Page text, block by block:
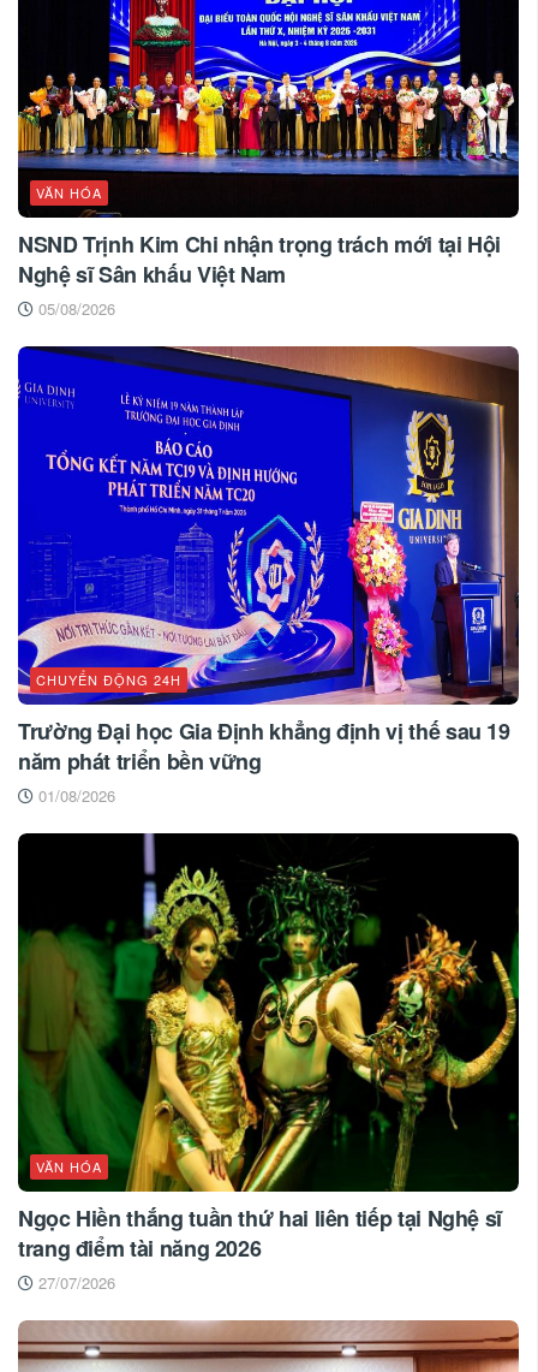
VĂN HÓA
NSND Trịnh Kim Chi nhận trọng trách mới tại Hội
Nghệ sĩ Sân khấu Việt Nam
05/08/2026
CHUYỂN ĐỘNG 24H
Trường Đại học Gia Định khẳng định vị thế sau 19
năm phát triển bền vững
01/08/2026
VĂN HÓA
Ngọc Hiền thắng tuần thứ hai liên tiếp tại Nghệ sĩ
trang điểm tài năng 2026
27/07/2026